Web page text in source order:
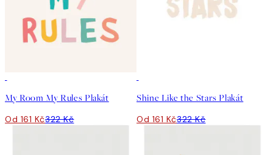
My Room My Rules Plakát
Od 161 Kč322 Kč
Shine Like the Stars Plakát
Od 161 Kč322 Kč